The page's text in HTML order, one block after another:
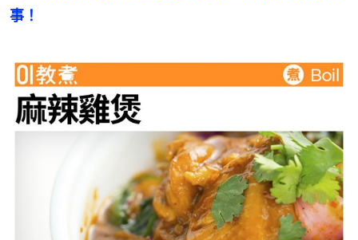
事！